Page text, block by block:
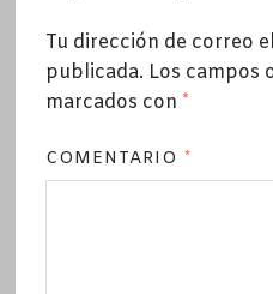
Tu dirección de correo
publicada. Los campos
marcados con *
COMENTARIO *